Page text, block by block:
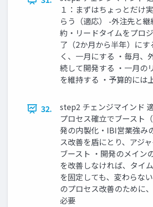
１：まずはちょっとだけ
らう（適応） -外注先と
約・リードタイムをプロ
了（2か⽉から半年）にす
く、⼀⽉にする ・毎⽉、
続して開発する ・⼀⽉の
を維持する ・予算的には
32.
step2 チェンジマインド
プロセス確⽴でブースト
発の内製化・IBI営業強み
ス改善を盾にとり、アジ
ブースト ・開発のメイン
を改善しなければ、タイ
を固定しても、変わらな
のプロセス改善のために
必要